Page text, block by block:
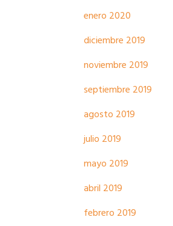
enero 2020
diciembre 2019
noviembre 2019
septiembre 2019
agosto 2019
julio 2019
mayo 2019
abril 2019
febrero 2019